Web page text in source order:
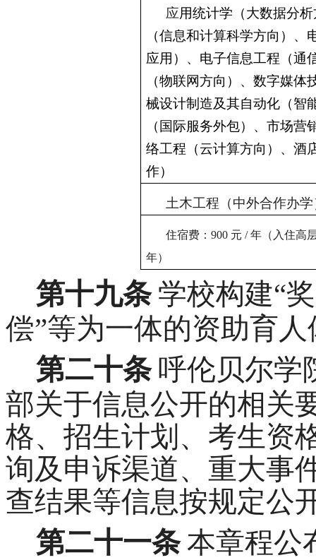
应用统计学（大数据分
（信息和计算科学方向）
应用）、电子信息工程（通
（物联网方向）、数字媒
械设计制造及其自动化（智
（国际服务外包）、市场
络工程（云计算方向）、酒
作）
土木工程（中外合作办学
住宿费： 900 元 / 年（入住高
年）
第十九条 学校构建“
偿”等为一体的资助育
第二十条 呼伦贝尔学
部关于信息公开的相关
格、招生计划、考生资
询及申诉渠道、重大事
查结果等信息按规定公
第二十一条 本章程公